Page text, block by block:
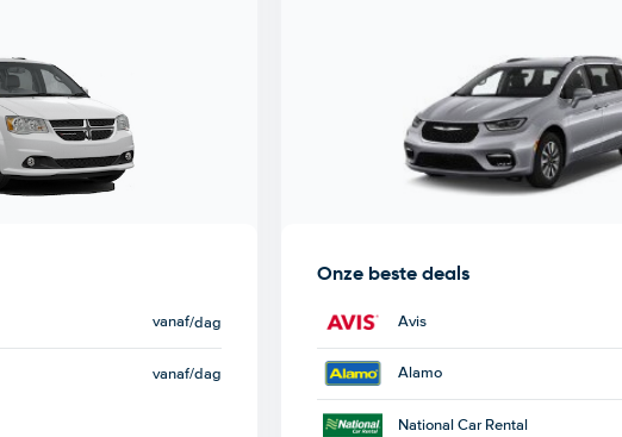
vanaf/dag
vanaf/dag
Onze beste deals
Avis
Alamo
National Car Rental